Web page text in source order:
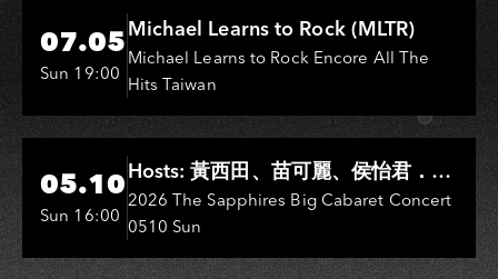
Hi-Ing Music Hall
07.05
Sun 19:00
Michael Learns to Rock (MLTR)
Michael Learns to Rock Encore All The
Hits Taiwan
Hi-Ing Music Hall
05.10
Sun 16:00
Hosts: 黃西田、苗可麗、侯怡君．
Entertainers: 葉啟田、鳥來嬤-吳
敏、王彩樺、王瑞霞、吳淑敏、施文
彬、邵大倫、曹雅雯、陳孟賢、黃露
2026 The Sapphires Big Cabaret Concert
0510 Sun